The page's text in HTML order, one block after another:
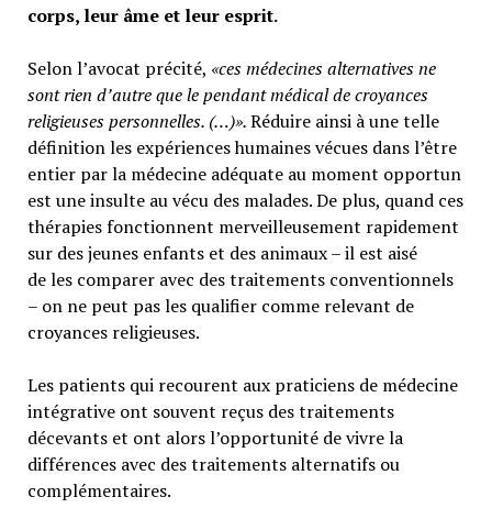
corps, leur âme et leur esprit.
Selon l’avocat précité, «ces médecines alternatives ne
sont rien d’autre que le pendant médical de croyances
religieuses personnelles. (…)».Réduire ainsi à une telle
définition les expériences humaines vécues dans l’être
entier par la médecine adéquate au moment opportun
est une insulte au vécu des malades. De plus, quand ces
thérapies fonctionnent merveilleusement rapidement
sur des jeunes enfants et des animaux – il est aisé
de les comparer avec des traitements conventionnels
– on ne peut pas les qualifier comme relevant de
croyances religieuses.
Les patients qui recourent aux praticiens de médecine
intégrative ont souvent reçus des traitements
décevants et ont alors l’opportunité de vivre la
différences avec des traitements alternatifs ou
complémentaires.